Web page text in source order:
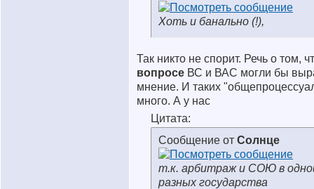
Хоть и банально (!),
Так никто не спорит. Речь о том,
вопросе ВС и ВАС могли бы
мнение. И таких
много. А у нас
Цитата:
Сообщение от Солнце
т.к. арбитраж и СОЮ в
разных государства